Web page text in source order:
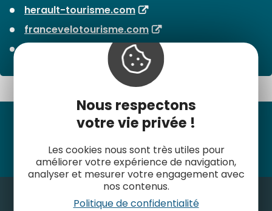
Nous respectons
votre vie privée !
Les cookies nous sont très utiles pour
améliorer votre expérience de navigation,
analyser et mesurer votre engagement avec
nos contenus.
Politique de confidentialité
herault-tourisme.com
francevelotourisme.com
Les sites web des Offices de Tourisme
Suivez-nous